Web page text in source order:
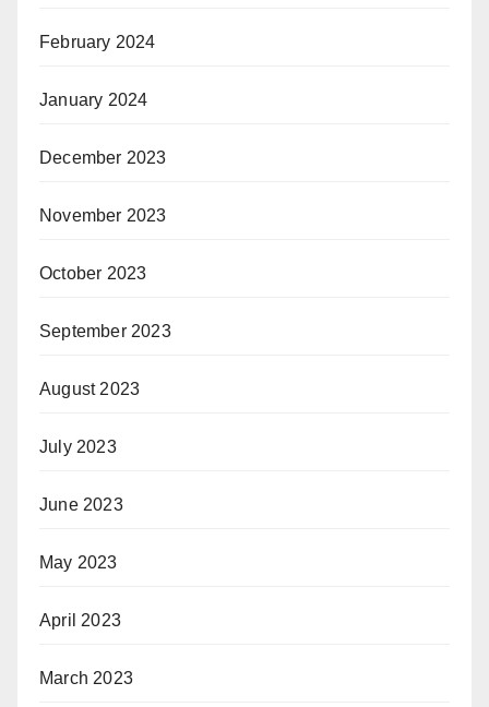
February 2024
January 2024
December 2023
November 2023
October 2023
September 2023
August 2023
July 2023
June 2023
May 2023
April 2023
March 2023